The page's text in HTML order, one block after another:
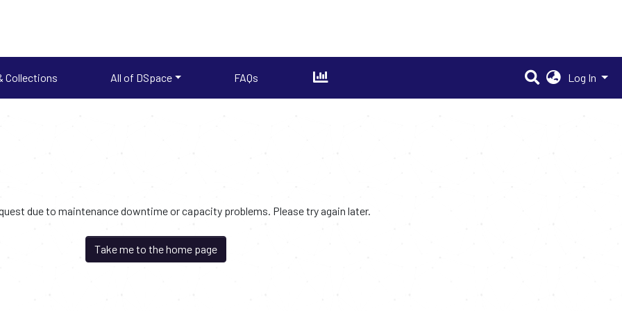
Collections All of DSpace FAQs Log In
due to maintenance downtime or capacity problems. Please try again later.
Take me to the home page